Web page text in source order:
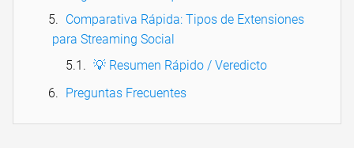
Comparativa Rápida: Tipos de Extensiones
para Streaming Social
💡 Resumen Rápido / Veredicto
Preguntas Frecuentes